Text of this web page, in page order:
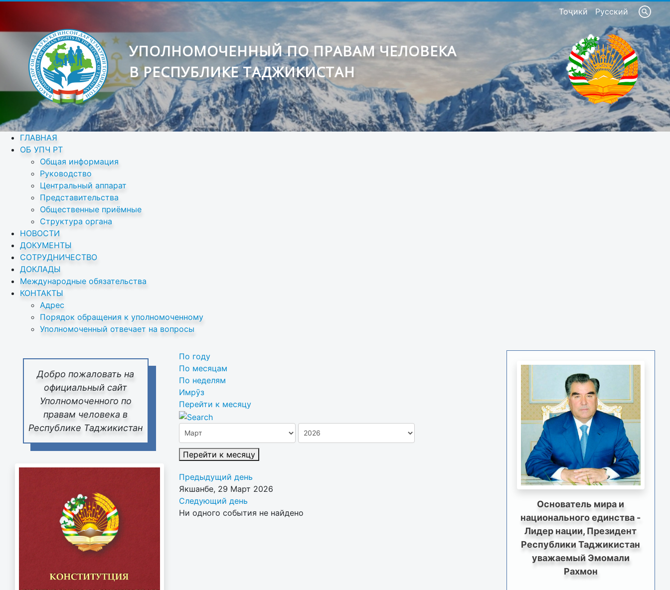
Тоҷикӣ Русский
УПОЛНОМОЧЕННЫЙ ПО ПРАВАМ ЧЕЛОВЕКА
В РЕСПУБЛИКЕ ТАДЖИКИСТАН
ГЛАВНАЯ
ОБ УПЧ РТ
Общая информация
Руководство
Центральный аппарат
Представительства
Общественные приёмные
Структура органа
НОВОСТИ
ДОКУМЕНТЫ
СОТРУДНИЧЕСТВО
ДОКЛАДЫ
Международные обязательства
КОНТАКТЫ
Адрес
Порядок обращения к уполномоченному
Уполномоченный отвечает на вопросы
Добро пожаловать на
официальный сайт
Уполномоченного по
правам человека в
Республике Таджикистан
По году
По месяцам
По неделям
Имрӯз
Перейти к месяцу
Перейти к месяцу
Предыдущий день
Якшанбе, 29 Март 2026
Следующий день
Ни одного события не найдено
Основатель мира и
национального единства -
Лидер нации, Президент
Республики Таджикистан
уважаемый Эмомали
Рахмон